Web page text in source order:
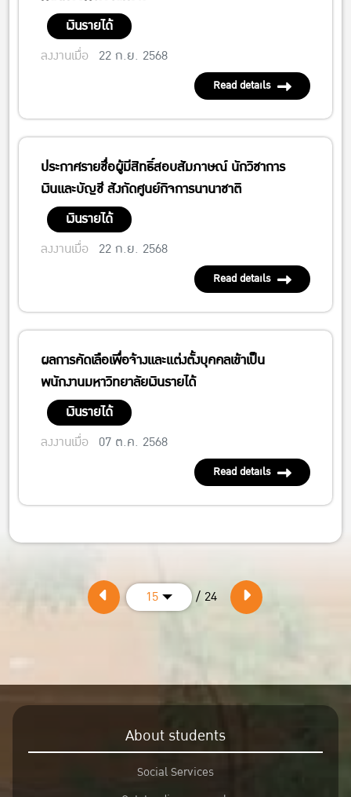
เงินรายได้
ลงงานเมื่อ 22 ก.ย. 2568
Read details
ประกาศรายชื่อผู้มีสิทธิ์สอบสัมภาษณ์ นักวิชาการ
เงินและบัญชี สังกัดศูนย์กิจการนานาชาติ
เงินรายได้
ลงงานเมื่อ 22 ก.ย. 2568
Read details
ผลการคัดเลือเพื่อจ้างและแต่งตั้งบุคคลเข้าเป็น
พนักงานมหาวิทยาลัยเงินรายได้
เงินรายได้
ลงงานเมื่อ 07 ต.ค. 2568
Read details
15 / 24
About students
Social Services